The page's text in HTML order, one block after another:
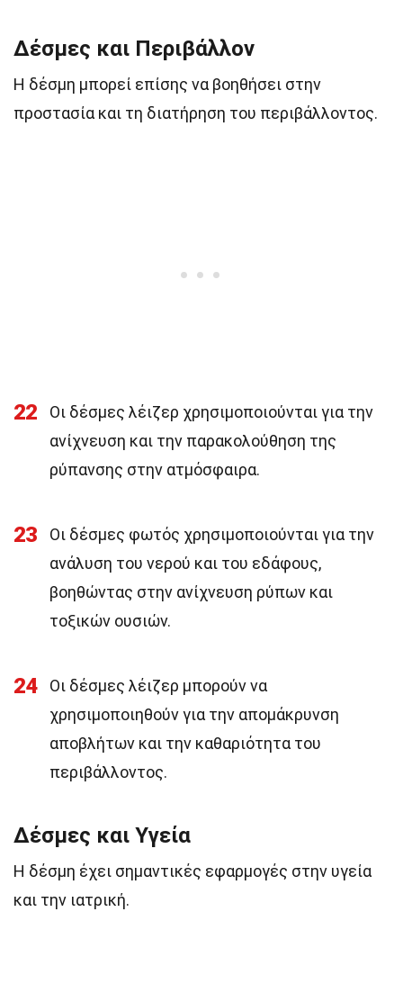
Δέσμες και Περιβάλλον
Η δέσμη μπορεί επίσης να βοηθήσει στην
προστασία και τη διατήρηση του περιβάλλοντος.
22
Οι δέσμες λέιζερ χρησιμοποιούνται για την
ανίχνευση και την παρακολούθηση της
ρύπανσης στην ατμόσφαιρα.
23
Οι δέσμες φωτός χρησιμοποιούνται για την
ανάλυση του νερού και του εδάφους,
βοηθώντας στην ανίχνευση ρύπων και
τοξικών ουσιών.
24
Οι δέσμες λέιζερ μπορούν να
χρησιμοποιηθούν για την απομάκρυνση
αποβλήτων και την καθαριότητα του
περιβάλλοντος.
Δέσμες και Υγεία
Η δέσμη έχει σημαντικές εφαρμογές στην υγεία
και την ιατρική.